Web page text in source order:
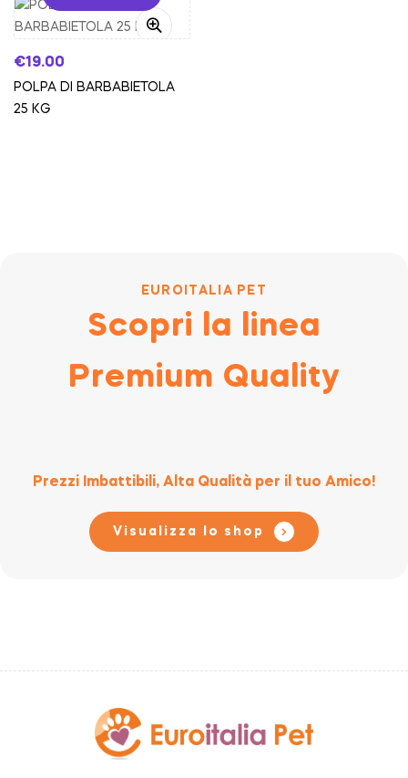
€19.00
POLPA DI BARBABIETOLA
25 KG
EUROITALIA PET
Scopri la linea
Premium Quality
Prezzi Imbattibili, Alta Qualità per il tuo Amico!
Visualizza lo shop